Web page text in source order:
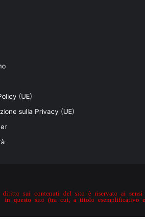
(UE)
sulla Privacy (UE)
sui contenuti del sito è riservato ai sensi
in questo sito (tra cui, a titolo esemplificativo e